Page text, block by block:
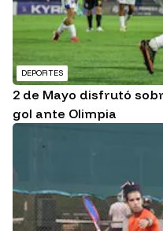
DEPORTES
2 de Mayo disfrutó
gol ante Olimpia